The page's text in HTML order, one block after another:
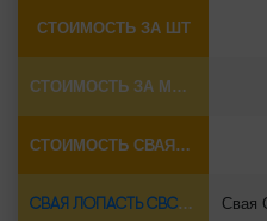
СТОИМОСТЬ ЗА ШТ
СТОИМОСТЬ ЗА МОНТАЖ
СТОИМОСТЬ СВАЯ+СБОРКА (БЕЗ ОГОЛОВКА)
СВАЯ ЛОПАСТЬ СВС-Ø89*6.5 Свая